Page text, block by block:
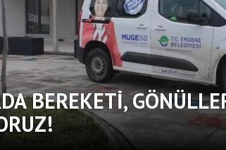
BEREKETİ,